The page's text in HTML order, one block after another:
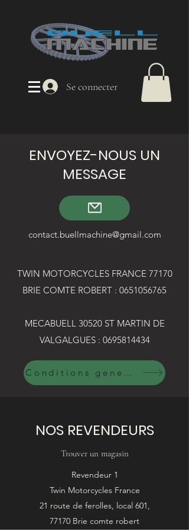
Se connecter
ENVOYEZ-NOUS UN
MESSAGE
contact.buellmachine@gmail.com
TWIN MOTORCYCLES FRANCE 77170
BRIE COMTE ROBERT : 0651056765
MECABUELL 30520 ST MARTIN DE
VALGALGUES : 0695814434
Conditions generales de vente
NOS REVENDEURS
Trouver un magasin
Revendeur 1
Twin Motorcycles France
21 route de ferolles, local 601,
77170 Brie comte robert